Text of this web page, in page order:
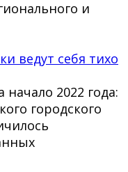
и
ведут себя тихо
2022 года:
городского